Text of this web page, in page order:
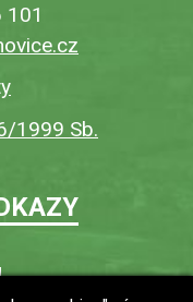
1999 Sb.